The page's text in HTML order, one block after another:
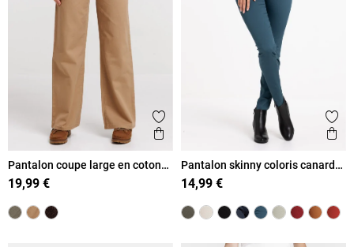
Ajouter aux favoris
Aperçu rapide
Pantalon coupe large en coton
femme
19,99 €
Pantalon skinny coloris canard
femme
14,99 €